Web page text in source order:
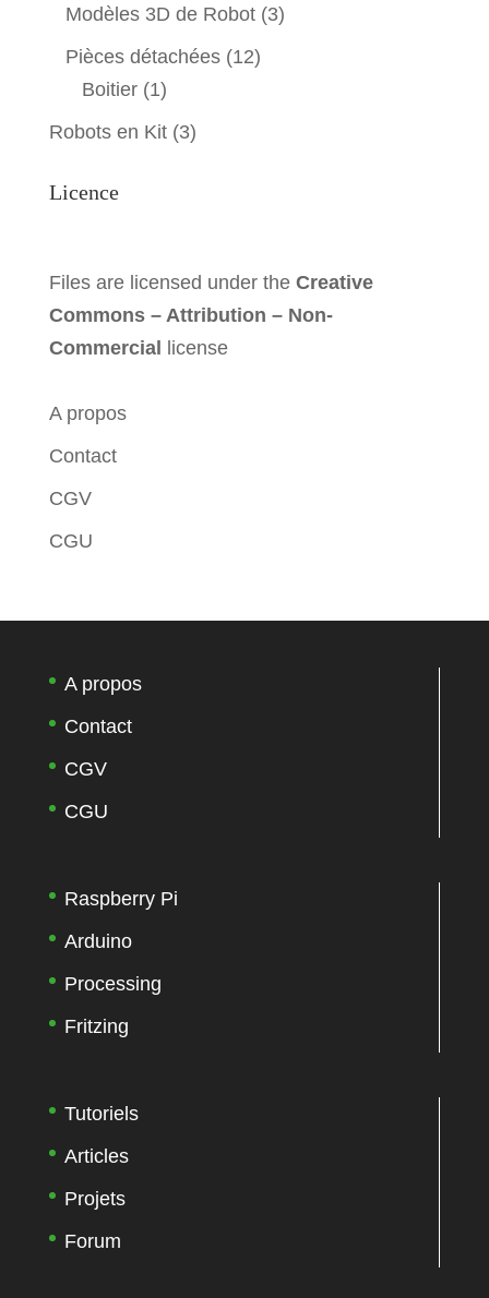
Modèles 3D de Robot (3)
Pièces détachées (12)
Boitier (1)
Robots en Kit (3)
Licence
Files are licensed under the Creative
Commons – Attribution – Non-
Commercial license
A propos
Contact
CGV
CGU
A propos
Contact
CGV
CGU
Raspberry Pi
Arduino
Processing
Fritzing
Tutoriels
Articles
Projets
Forum